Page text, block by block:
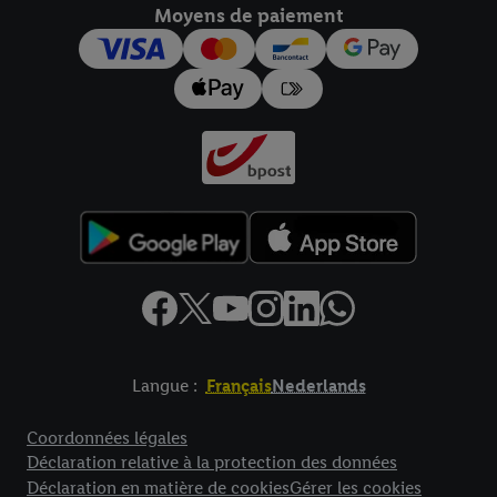
Moyens de paiement
Langue : FrançaisNederlands
Coordonnées légales
Déclaration relative à la protection des données
Déclaration en matière de cookiesGérer les cookies
pour l’avenir dans notredéclaration relative à la protection des
données
Vous trouverez les impressions ici.